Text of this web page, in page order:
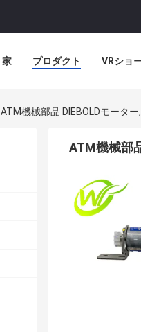
家 プロダクト VRショ
ATM機械部品 DIEBOLDモータ
ATM機械部